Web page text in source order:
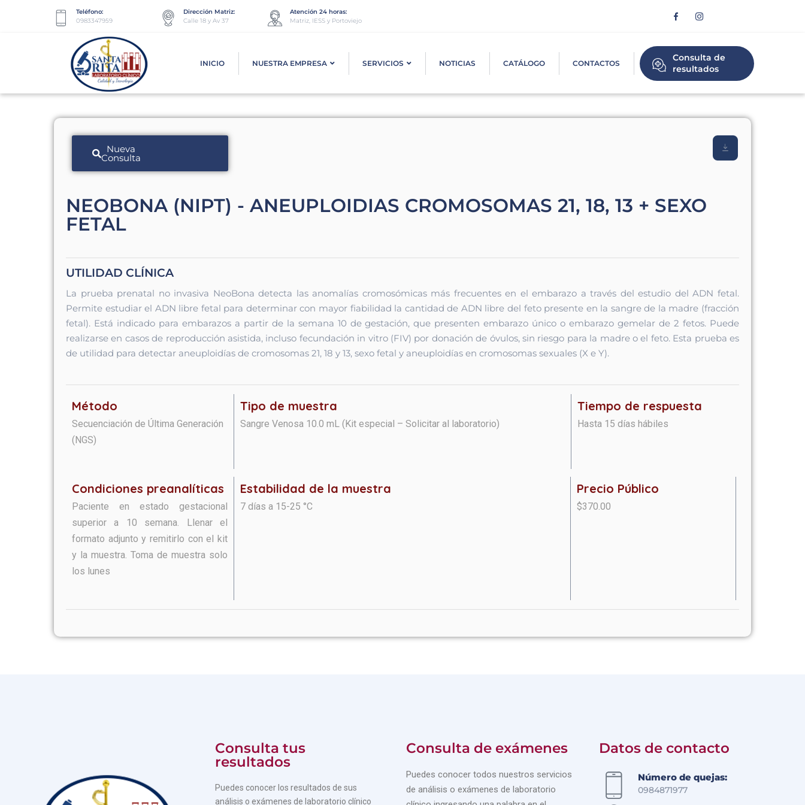
Teléfono:
0983347959
Dirección Matriz:
Calle 18 y Av 37
Atención 24 horas:
Matriz, IESS y Portoviejo
INICIO NUESTRA EMPRESA SERVICIOS NOTICIAS CATÁLOGO CONTACTOS
Consulta de
resultados
Nueva
Consulta
NEOBONA (NIPT) - ANEUPLOIDIAS CROMOSOMAS 21, 18, 13 + SEXO
FETAL
UTILIDAD CLÍNICA
La prueba prenatal no invasiva NeoBona detecta las anomalías cromosómicas más frecuentes en el embarazo a través del estudio del ADN fetal.
Permite estudiar el ADN libre fetal para determinar con mayor fiabilidad la cantidad de ADN libre del feto presente en la sangre de la madre (fracción
fetal). Está indicado para embarazos a partir de la semana 10 de gestación, que presenten embarazo único o embarazo gemelar de 2 fetos. Puede
realizarse en casos de reproducción asistida, incluso fecundación in vitro (FIV) por donación de óvulos, sin riesgo para la madre o el feto. Esta prueba es
de utilidad para detectar aneuploidías de cromosomas 21, 18 y 13, sexo fetal y aneuploidías en cromosomas sexuales (X e Y).
Método
Secuenciación de Última Generación
(NGS)
Tipo de muestra
Sangre Venosa 10.0 mL (Kit especial – Solicitar al laboratorio)
Tiempo de respuesta
Hasta 15 días hábiles
Condiciones preanalíticas​​​
Paciente en estado gestacional
superior a 10 semana. Llenar el
formato adjunto y remitirlo con el kit
y la muestra. Toma de muestra solo
los lunes
Estabilidad de la muestra
7 días a 15-25 °C
Precio Público
$370.00
Consulta tus
resultados
Puedes conocer los resultados de sus
análisis o exámenes de laboratorio clínico
Consulta de exámenes
Puedes conocer todos nuestros servicios
de análisis o exámenes de laboratorio
Datos de contacto
Número de quejas:
0984871977